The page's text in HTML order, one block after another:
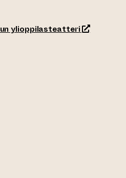
ylioppilasteatteri(siirtyy